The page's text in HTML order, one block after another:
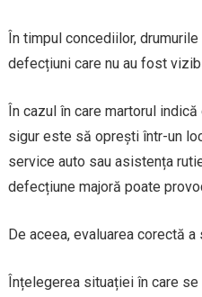
În timpul concediilor,
defecțiuni care nu au fost
În cazul în care martorul
sigur este să oprești într-un
service auto sau asistența
defecțiune majoră poate
De aceea, evaluarea corectă
Înțelegerea situației în care